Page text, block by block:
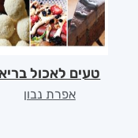
טעים לאכול
אפרת נבון